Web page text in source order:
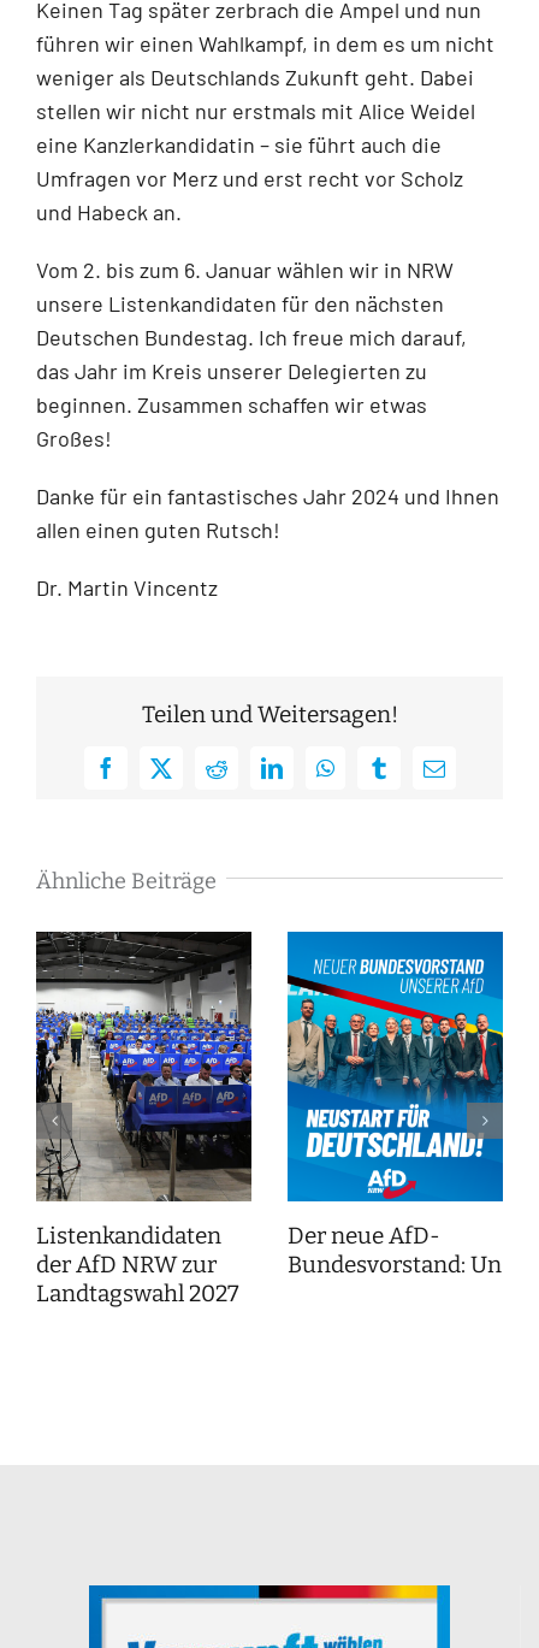
Keinen Tag später zerbrach die Ampel und nun
führen wir einen Wahlkampf, in dem es um nicht
weniger als Deutschlands Zukunft geht. Dabei
stellen wir nicht nur erstmals mit Alice Weidel
eine Kanzlerkandidatin – sie führt auch die
Umfragen vor Merz und erst recht vor Scholz
und Habeck an.
Vom 2. bis zum 6. Januar wählen wir in NRW
unsere Listenkandidaten für den nächsten
Deutschen Bundestag. Ich freue mich darauf,
das Jahr im Kreis unserer Delegierten zu
beginnen. Zusammen schaffen wir etwas
Großes!
Danke für ein fantastisches Jahr 2024 und Ihnen
allen einen guten Rutsch!
Dr. Martin Vincentz
Teilen und Weitersagen!
Facebook
X RedditLinkedInWhatsAppTumblrE-
Ähnliche Beiträge
Listenkandidaten
der AfD NRW zur
Landtagswahl 2027
Der neue AfD-
Bundesvorstand: